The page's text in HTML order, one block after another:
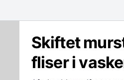
Skiftet
fliser i